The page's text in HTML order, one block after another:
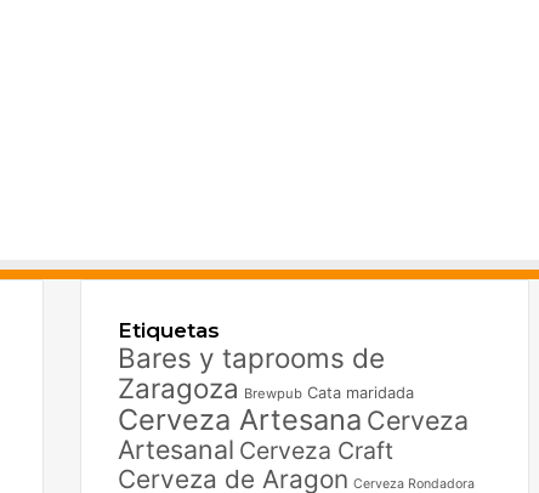
Etiquetas
Bares y taprooms de
Zaragoza Brewpub Cata maridada
Cerveza Artesana Cerveza
Artesanal Cerveza Craft
Cerveza de Aragon Cerveza Rondadora